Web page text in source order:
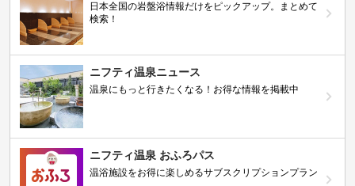
日本全国の岩盤浴情報だけをピックアップ。まとめて
検索！
ニフティ温泉ニュース
温泉にもっと行きたくなる！お得な情報を掲載中
ニフティ温泉 おふろパス
温浴施設をお得に楽しめるサブスクリプションプラン